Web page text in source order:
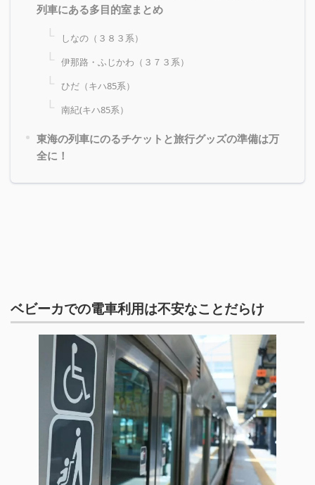
列車にある多目的室まとめ
しなの（３８３系）
伊那路・ふじかわ（３７３系）
ひだ（キハ85系）
南紀(キハ85系）
東海の列車にのるチケットと旅行グッズの準備は万
全に！
ベビーカでの電車利用は不安なことだらけ